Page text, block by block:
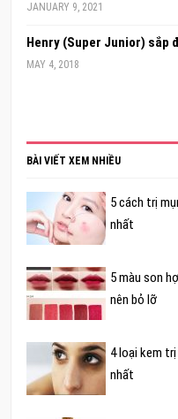
JANUARY 9, 2021
Henry (Super Junior) sắp
MAY 4, 2018
BÀI VIẾT XEM NHIỀU
5 cách trị
nhất
5 màu son
nên bỏ lỡ
4 loại kem
nhất